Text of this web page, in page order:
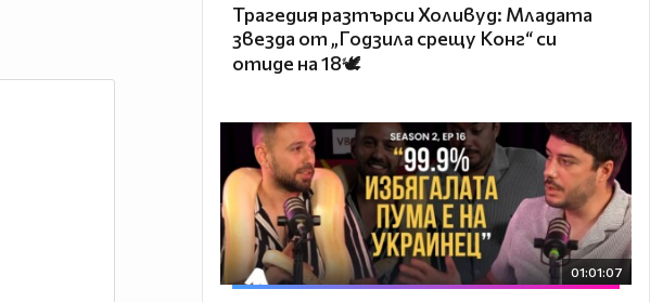
Трагедия разтърси Холивуд: Младата
звезда от „Годзила срещу Конг“ си
отиде на 18🕊️
01:01:07